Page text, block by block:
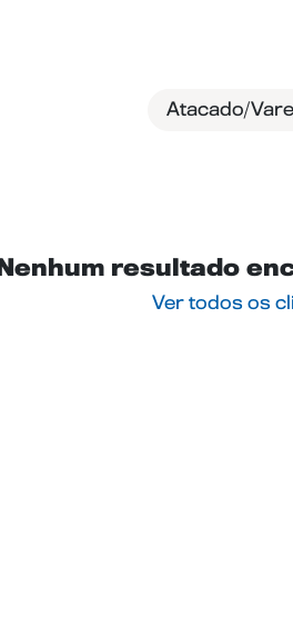
Atacado/
Nenhum resultado
Ver todos os